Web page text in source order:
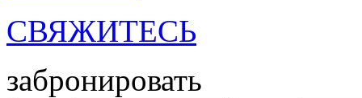
СВЯЖИТЕСЬ
забронировать